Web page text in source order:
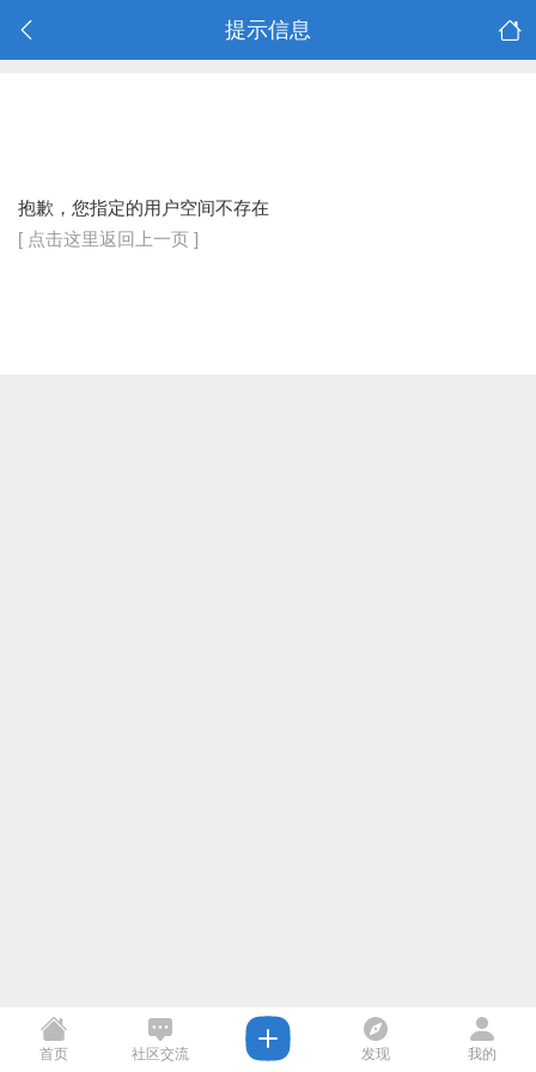
提示信息
抱歉，您指定的用户空间不存在
[ 点击这里返回上一页 ]
首页 社区交流 发现 我的